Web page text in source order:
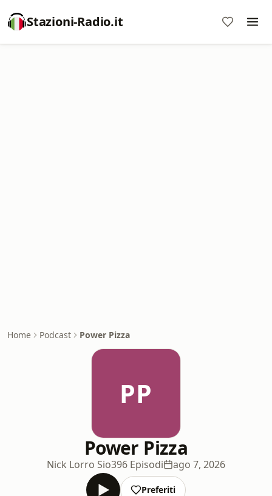
Stazioni-Radio.it
Home Podcast Power Pizza
PP
Power Pizza
Nick Lorro Sio396 Episodi ago 7, 2026
Preferiti